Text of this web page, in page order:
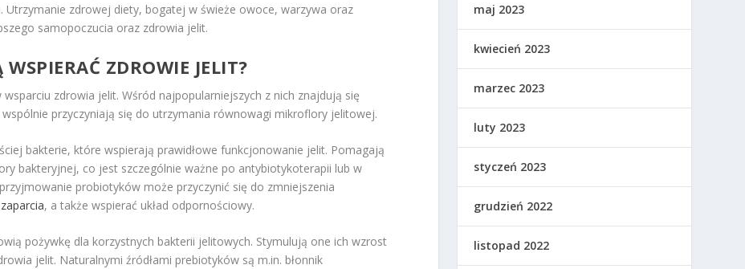
Utrzymanie zdrowej diety, bogatej w świeże owoce, warzywa oraz
samopoczucia oraz zdrowia jelit.
ZDROWIE JELIT?
zdrowia jelit. Wśród najpopularniejszych z nich znajdują się
przyczyniają się do utrzymania równowagi mikroflory jelitowej.
bakterie, które wspierają prawidłowe funkcjonowanie jelit. Pomagają
bakteryjnej, co jest szczególnie ważne po antybiotykoterapii lub w
probiotyków może przyczynić się do zmniejszenia
zaparcia, a także wspierać układ odpornościowy.
pożywkę dla korzystnych bakterii jelitowych. Stymulują one ich wzrost
jelit. Naturalnymi źródłami prebiotyków są m.in. błonnik
maj 2023
kwiecień 2023
marzec 2023
luty 2023
styczeń 2023
grudzień 2022
listopad 2022